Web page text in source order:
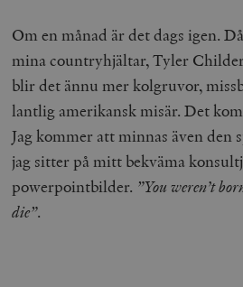
Om en månad är det dags igen.
mina countryhjältar, Tyler
blir det ännu mer kolgruvor,
lantlig amerikansk misär. Det
Jag kommer att minnas även den
jag sitter på mitt bekväma
powerpointbilder. ”You weren’t
die”.
_hjAbsoluteSessionInProgress